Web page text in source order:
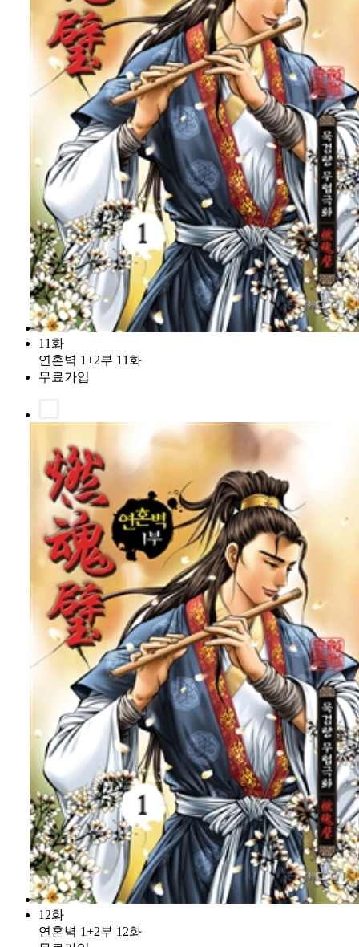
11화
연혼벽 1+2부 11화
무료가입
12화
연혼벽 1+2부 12화